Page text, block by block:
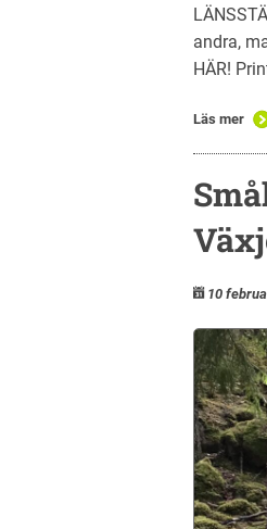
andra,
HÄR!
Läs mer
10